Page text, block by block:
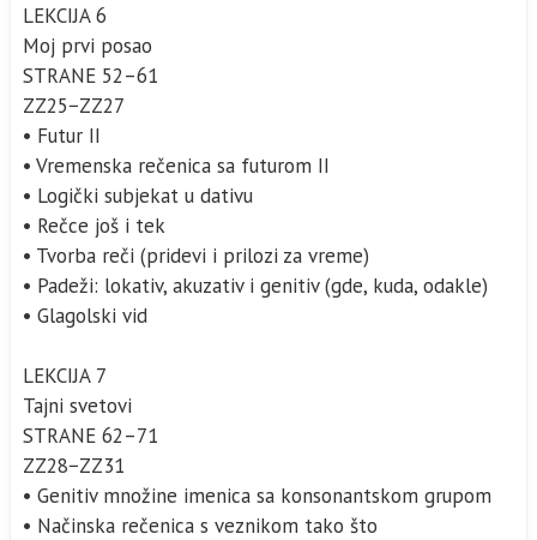
LEKCIJA 6
Moj prvi posao
STRANE 52–61
ZZ25−ZZ27
• Futur II
• Vremenska rečenica sa futurom II
• Logički subjekat u dativu
• Rečce još i tek
• Tvorba reči (pridevi i prilozi za vreme)
• Padeži: lokativ, akuzativ i genitiv (gde, kuda, odakle)
• Glagolski vid
LEKCIJA 7
Tajni svetovi
STRANE 62–71
ZZ28−ZZ31
• Genitiv množine imenica sa konsonantskom grupom
• Načinska rečenica s veznikom tako što